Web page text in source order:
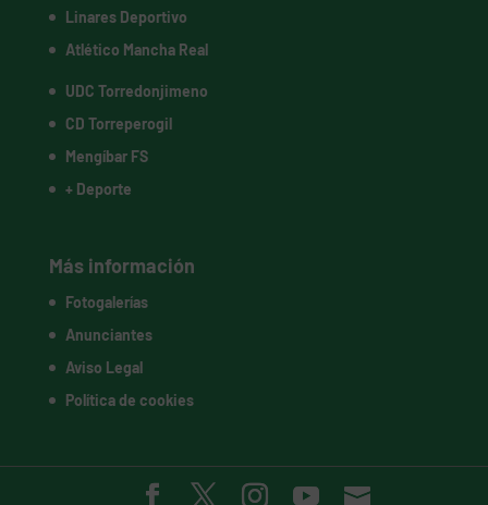
Linares Deportivo
Atlético Mancha Real
UDC Torredonjimeno
CD Torreperogil
Mengíbar FS
+ Deporte
Más información
Fotogalerías
Anunciantes
Aviso Legal
Política de cookies